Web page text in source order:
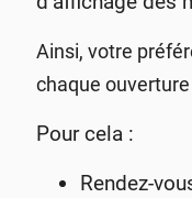
Ainsi, votre
chaque
Pour cela :
Rendez-